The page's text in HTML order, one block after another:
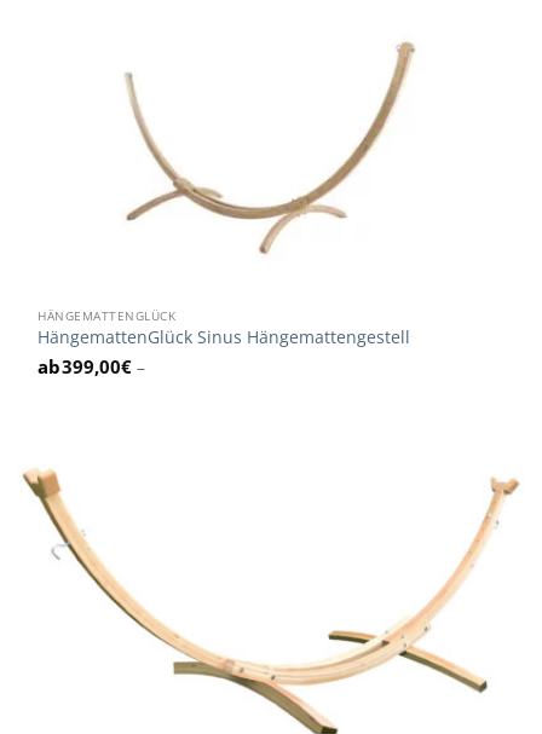
HÄNGEMATTENGLÜCK
HängemattenGlück Sinus Hängemattengestell
399,00€ –